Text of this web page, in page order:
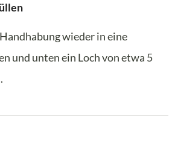
wieder in eine
und unten ein Loch von etwa 5